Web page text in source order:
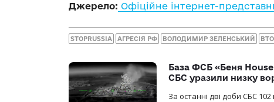
Джерело: Офіційне інтернет-
STOPRUSSIA АГРЕСІЯ РФ ВОЛОДИМИР ЗЕЛЕНСЬКИЙ
База ФСБ «Беня
СБС уразили низку
За останні дві доби СБС 102